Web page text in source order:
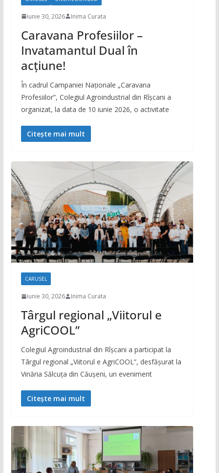
iunie 30, 2026 Inima Curata
Caravana Profesiilor –
Invatamantul Dual în
acțiune!
În cadrul Campaniei Naționale „Caravana
Profesiilor”, Colegiul Agroindustrial din Rîșcani a
organizat, la data de 10 iunie 2026, o activitate
Citește mai mult
CARUSEL
iunie 30, 2026 Inima Curata
Târgul regional „Viitorul e
AgriCOOL”
Colegiul Agroindustrial din Rîșcani a participat la
Târgul regional „Viitorul e AgriCOOL”, desfășurat la
Vinăria Sălcuța din Căușeni, un eveniment
Citește mai mult